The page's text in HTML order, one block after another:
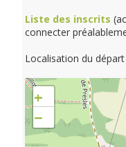
Liste des inscrits
connecter
Localisation du départ
+
−